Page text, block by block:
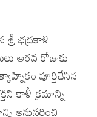
శ్రీ భద్రకాళి
ఆరవ రోజుకు
పూర్తిచేసిన
కాళీ క్రమాన్ని
అనుసరించి